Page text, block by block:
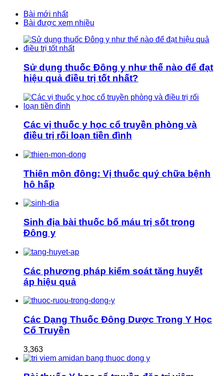
Bài mới nhất
Bài được xem nhiều
Sử dụng thuốc Đông y như thế nào để đạt
hiệu quả điều trị tốt nhất?
Các vị thuốc y học cổ truyền phòng và
điều trị rối loạn tiền đình
Thiên môn đông: Vị thuốc quý chữa bệnh
hô hấp
Sinh địa bài thuốc bổ máu trị sốt trong
Đông y
Các phương pháp kiểm soát tăng huyết
áp hiệu quả
Các Dạng Thuốc Đông Dược Trong Y Học
Cổ Truyền
3,363